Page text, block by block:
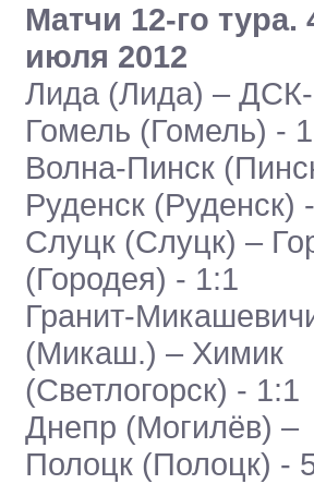
Матчи 12-го тура.
июля 2012
Лида (Лида) – ДСК-
Гомель (Гомель) -
Волна-Пинск
Руденск (Руденск)
Слуцк (Слуцк) –
(Городея) - 1:1
Гранит-
(Микаш.) – Химик
(Светлогорск) - 1:1
Днепр (Могилёв) –
Полоцк (Полоцк) -